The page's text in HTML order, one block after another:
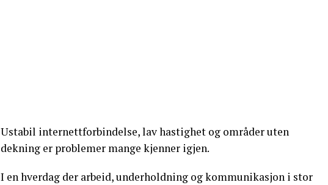
Ustabil internettforbindelse, lav hastighet og områder uten
dekning er problemer mange kjenner igjen.
I en hverdag der arbeid, underholdning og kommunikasjon i stor